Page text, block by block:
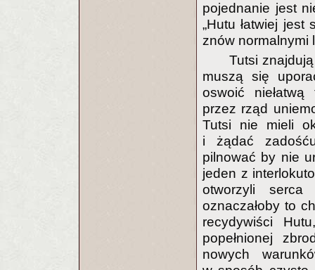
pojednanie jest
„Hutu łatwiej
znów normalnymi
Tutsi
muszą się
oswoić
przez rząd
Tutsi nie mieli
i żądać
pilnować by nie
jeden z
otworzyli
oznaczałoby to
recydywiści
popełnionej
nowych